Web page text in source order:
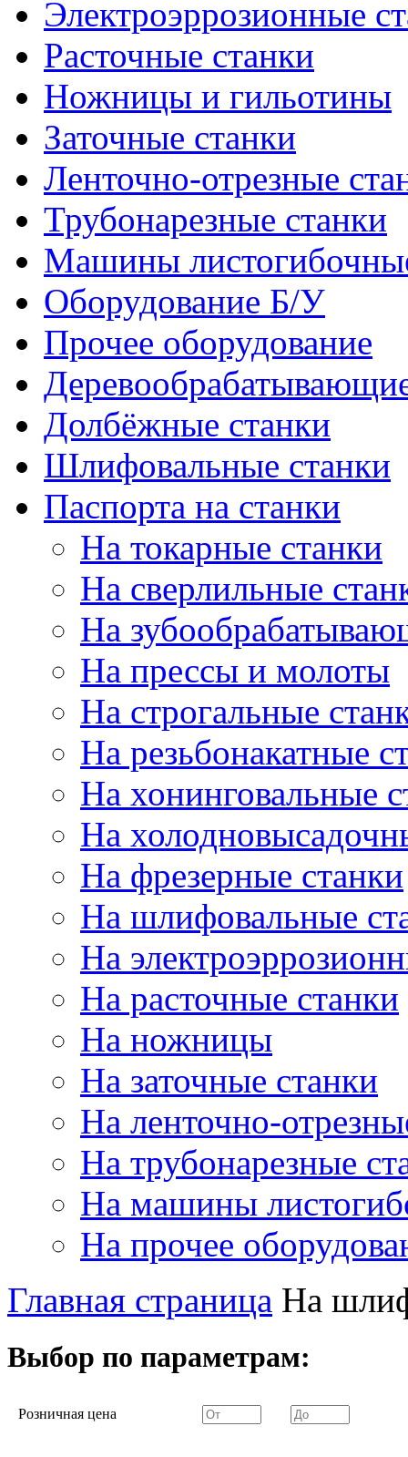
Электроэррозионные
Расточные станки
Ножницы и гильотины
Заточные станки
Ленточно-отрезные
Трубонарезные станки
Машины
Оборудование Б/У
Прочее оборудование
Долбёжные станки
Шлифовальные станки
Паспорта на станки
На токарные станки
На сверлильные
На
На прессы и молоты
На строгальные
На резьбонакатные
На хонинговальные
На
На фрезерные станки
На шлифовальные
На
На расточные станки
На ножницы
На заточные станки
На ленточно-
На трубонарезные
На машины
На прочее
Главная страница На
Выбор по параметрам:
Розничная цена